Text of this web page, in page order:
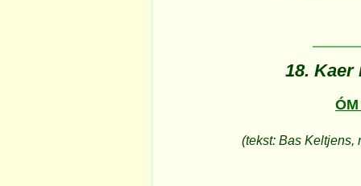
18. Kaer
(tekst: Bas Keltjens,